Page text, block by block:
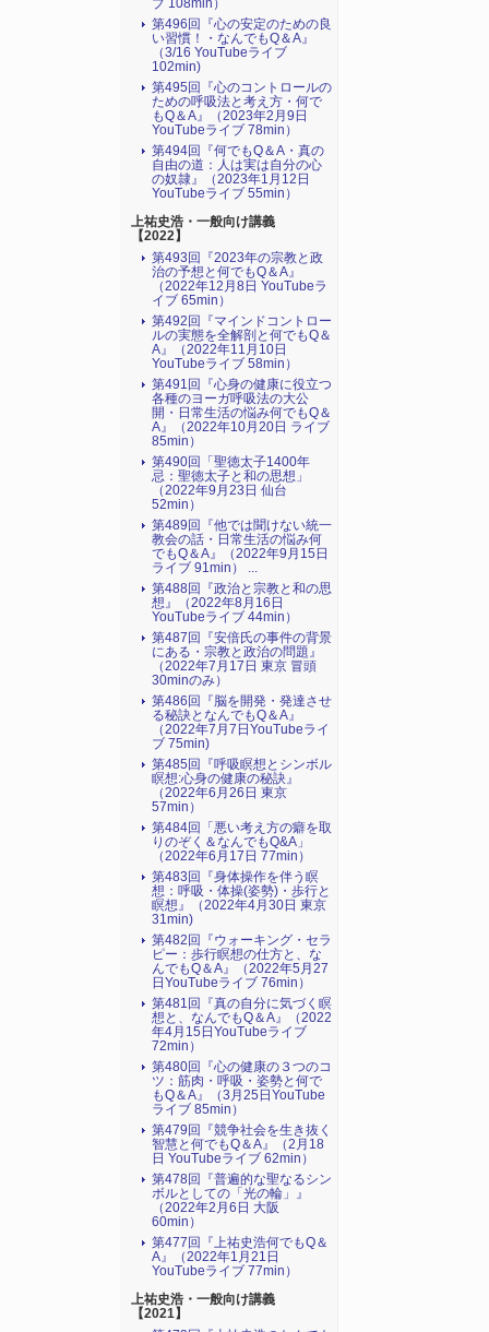
ブ 108min）
第496回『心の安定のための良
い習慣！・なんでもQ＆A』
（3/16 YouTubeライブ
102min)
第495回『心のコントロールの
ための呼吸法と考え方・何で
もQ＆A』（2023年2月9日
YouTubeライブ 78min）
第494回『何でもQ＆A・真の
自由の道：人は実は自分の心
の奴隷』（2023年1月12日
YouTubeライブ 55min）
上祐史浩・一般向け講義
【2022】
第493回『2023年の宗教と政
治の予想と何でもQ＆A』
（2022年12月8日 YouTubeラ
イブ 65min）
第492回『マインドコントロー
ルの実態を全解剖と何でもQ＆
A』（2022年11月10日
YouTubeライブ 58min）
第491回『心身の健康に役立つ
各種のヨーガ呼吸法の大公
開・日常生活の悩み何でもQ＆
A』（2022年10月20日 ライブ
85min）
第490回「聖徳太子1400年
忌：聖徳太子と和の思想」
（2022年9月23日 仙台
52min）
第489回『他では聞けない統一
教会の話・日常生活の悩み何
でもQ＆A』（2022年9月15日
ライブ 91min） ...
第488回『政治と宗教と和の思
想』（2022年8月16日
YouTubeライブ 44min）
第487回『安倍氏の事件の背景
にある・宗教と政治の問題』
（2022年7月17日 東京 冒頭
30minのみ）
第486回『脳を開発・発達させ
る秘訣となんでもQ＆A』
（2022年7月7日YouTubeライ
ブ 75min)
第485回『呼吸瞑想とシンボル
瞑想:心身の健康の秘訣』
（2022年6月26日 東京
57min）
第484回「悪い考え方の癖を取
りのぞく＆なんでもQ&A」
（2022年6月17日 77min）
第483回『身体操作を伴う瞑
想：呼吸・体操(姿勢)・歩行と
瞑想』（2022年4月30日 東京
31min)
第482回『ウォーキング・セラ
ピー：歩行瞑想の仕方と、な
んでもQ＆A』（2022年5月27
日YouTubeライブ 76min）
第481回『真の自分に気づく瞑
想と、なんでもQ＆A』（2022
年4月15日YouTubeライブ
72min）
第480回『心の健康の３つのコ
ツ：筋肉・呼吸・姿勢と何で
もQ＆A』（3月25日YouTube
ライブ 85min）
第479回『競争社会を生き抜く
智慧と何でもQ＆A』（2月18
日 YouTubeライブ 62min）
第478回『普遍的な聖なるシン
ボルとしての「光の輪」』
（2022年2月6日 大阪
60min）
第477回『上祐史浩何でもQ＆
A』（2022年1月21日
YouTubeライブ 77min）
上祐史浩・一般向け講義
【2021】